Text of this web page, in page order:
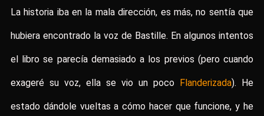
La historia iba en la mala dirección, es más, no sentía que
hubiera encontrado la voz de Bastille. En algunos intentos
el libro se parecía demasiado a los previos (pero cuando
exageré su voz, ella se vio un poco Flanderizada). He
estado dándole vueltas a cómo hacer que funcione, y he